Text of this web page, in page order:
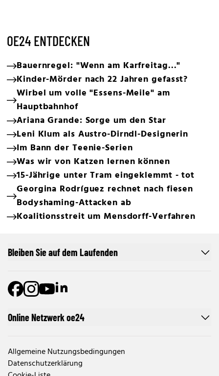
OE24 ENTDECKEN
Bauernregel: "Wenn am Karfreitag..."
Kinder-Mörder nach 22 Jahren gefasst?
Wirbel um volle "Essens-Meile" am
Hauptbahnhof
Ariana Grande: Sorge um den Star
Leni Klum als Austro-Dirndl-Designerin
Im Bann der Teenie-Serien
Was wir von Katzen lernen können
15-Jährige unter Tram eingeklemmt - tot
Georgina Rodríguez rechnet nach fiesen
Bodyshaming-Attacken ab
Koalitionsstreit um Mensdorff-Verfahren
Online Netzwerk oe24
Allgemeine Nutzungsbedingungen
Datenschutzerklärung
Bleiben Sie auf dem Laufenden